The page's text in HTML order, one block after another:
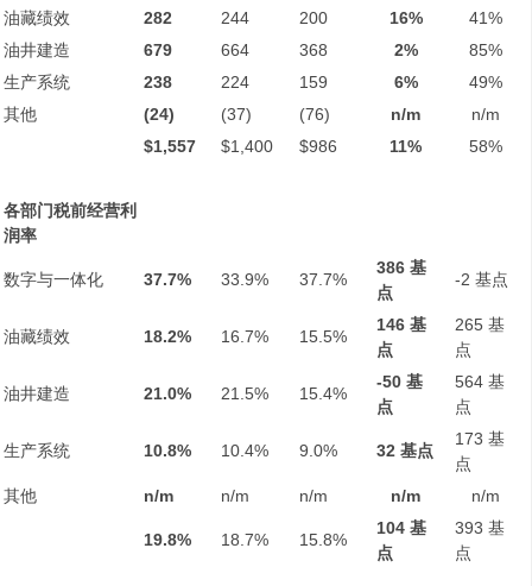
油藏绩效
282 244 200 16%
41%
油井建造
679 664 368 2%
85%
生产系统
238 224 159 6%
49%
其他
(24) (37) (76) n/m
n/m
$1,557
$1,400 $986 11% 58%
各部门税前经营利
润率
数字与一体化 37.7% 33.9% 37.7%
386 基
点
-2 基点
油藏绩效 18.2% 16.7% 15.5%
146 基
点
265 基
点
油井建造 21.0% 21.5% 15.4%
-50 基
点
564 基
点
生产系统 10.8% 10.4% 9.0% 32 基点
173 基
点
其他
n/m n/m n/m n/m n/m
19.8% 18.7% 15.8%
104 基
点
393 基
点